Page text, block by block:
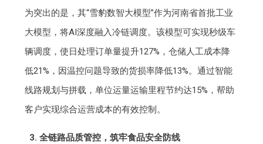
为突出的是，其“雪豹数智大模型”作为河南省首批工业
大模型，将AI深度融入冷链调度。该模型可实现秒级车
辆调度，使日处理订单量提升127%，仓储人工成本降
低21%，因温控问题导致的货损率降低13%。通过智能
线路规划与拼载，单位运量运输里程节约达15%，帮助
客户实现综合运营成本的有效控制。
3. 全链路品质管控，筑牢食品安全防线